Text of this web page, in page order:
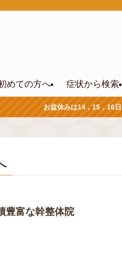
めての方へ 症状から検索
お盆休みは14，15，16
豊富な幹整体院